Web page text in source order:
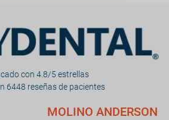
con 4.8/5 estrellas
6448 reseñas de pacientes
MOLINO ANDERSON